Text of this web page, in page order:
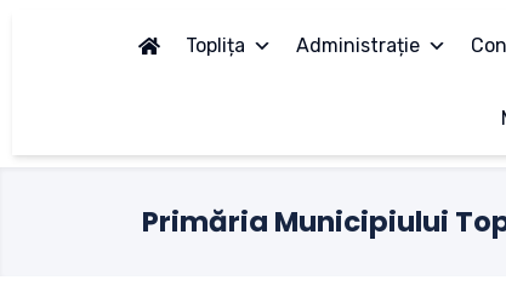
Toplița Administrație
Primăria Municipiului